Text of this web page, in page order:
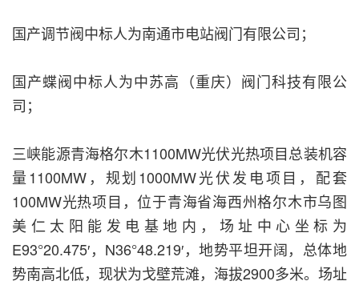
国产调节阀中标人为南通市电站阀门有限公司；
国产蝶阀中标人为中苏高（重庆）阀门科技有限公
司；
三峡能源青海格尔木1100MW光伏光热项目总装机容
量1100MW，规划1000MW光伏发电项目，配套
100MW光热项目，位于青海省海西州格尔木市乌图
美仁太阳能发电基地内，场址中心坐标为
E93°20.475′，N36°48.219′，地势平坦开阔，总体地
势南高北低，现状为戈壁荒滩，海拔2900多米。场址